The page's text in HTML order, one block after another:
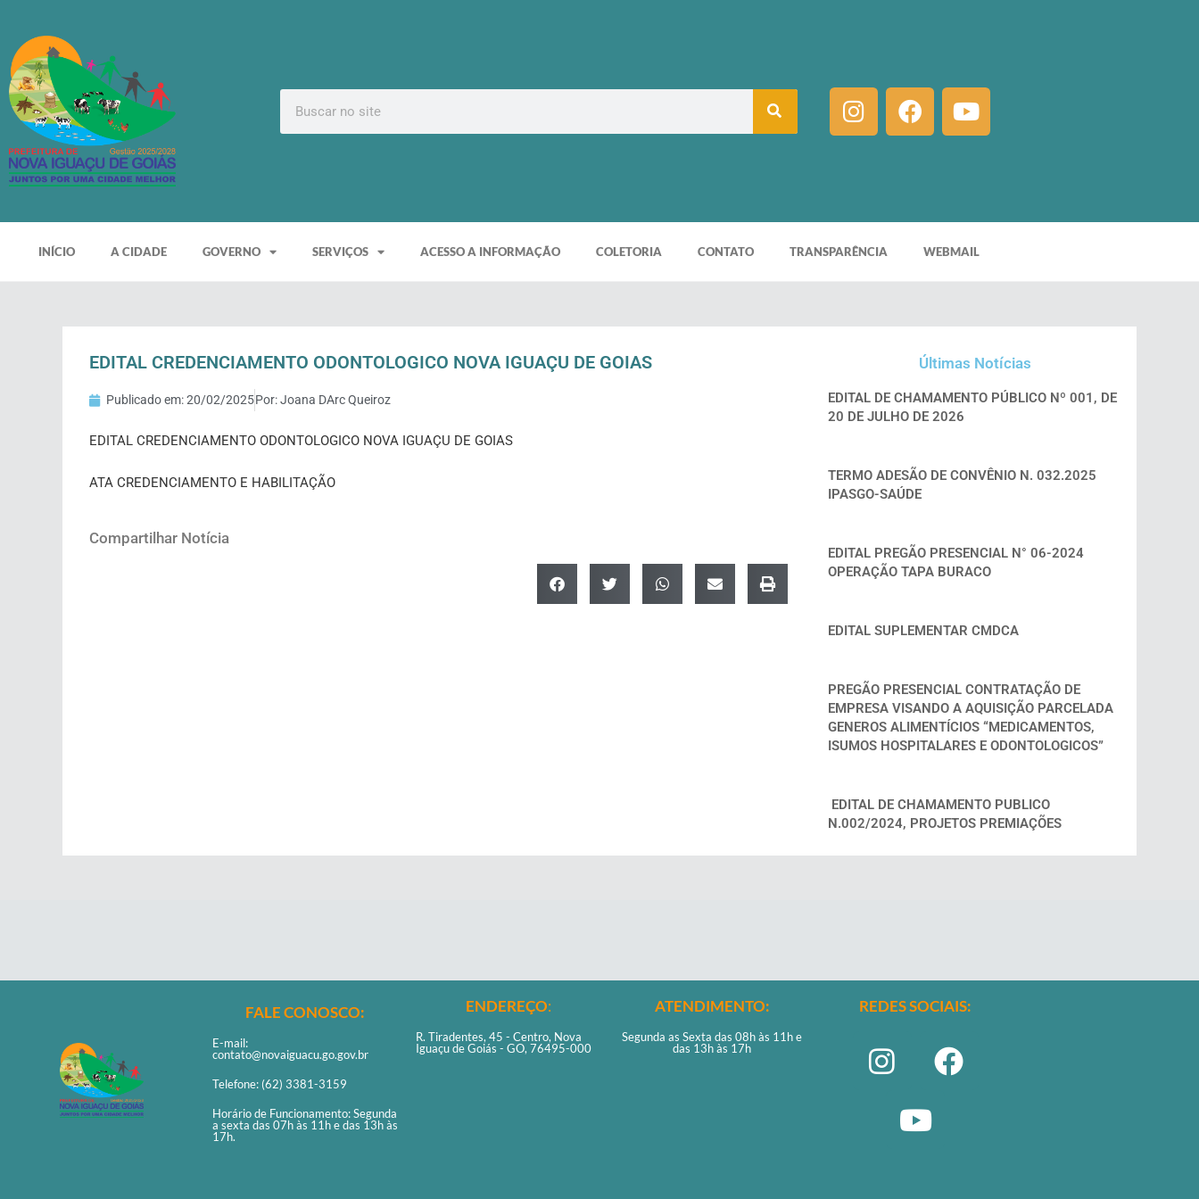
INÍCIO A CIDADE GOVERNO SERVIÇOS ACESSO A INFORMAÇÃO COLETORIA CONTATO TRANSPARÊNCIA WEBMAIL
EDITAL CREDENCIAMENTO ODONTOLOGICO NOVA IGUAÇU DE GOIAS
Publicado em:20/02/2025Por:Joana DArc Queiroz
EDITAL CREDENCIAMENTO ODONTOLOGICO NOVA IGUAÇU DE GOIAS
ATA CREDENCIAMENTO E HABILITAÇÃO
Compartilhar Notícia
Últimas Notícias
EDITAL DE CHAMAMENTO PÚBLICO Nº 001, DE
20 DE JULHO DE 2026
TERMO ADESÃO DE CONVÊNIO N. 032.2025
IPASGO-SAÚDE
EDITAL PREGÃO PRESENCIAL N° 06-2024
OPERAÇÃO TAPA BURACO
EDITAL SUPLEMENTAR CMDCA
PREGÃO PRESENCIAL CONTRATAÇÃO DE
EMPRESA VISANDO A AQUISIÇÃO PARCELADA
GENEROS ALIMENTÍCIOS “MEDICAMENTOS,
ISUMOS HOSPITALARES E ODONTOLOGICOS”
EDITAL DE CHAMAMENTO PUBLICO
N.002/2024, PROJETOS PREMIAÇÕES
FALE CONOSCO:
E-mail:
contato@novaiguacu.go.gov.br
Telefone: (62) 3381-3159
Horário de Funcionamento: Segunda
a sexta das 07h às 11h e das 13h às
17h.
ENDEREÇO:
R. Tiradentes, 45 - Centro, Nova
Iguaçu de Goiás - GO, 76495-000
ATENDIMENTO:
Segunda as Sexta das 08h às 11h e
das 13h às 17h
REDES SOCIAIS: